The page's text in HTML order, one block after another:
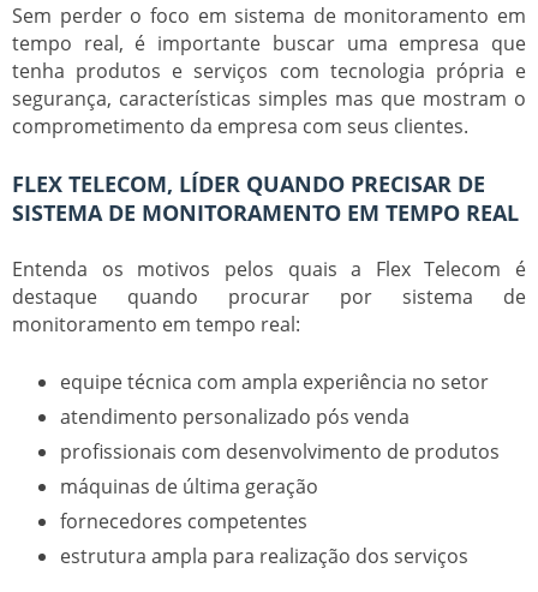
Sem perder o foco emsistema de monitoramento em
tempo real, é importante buscar uma empresa que
tenha produtos e serviços com tecnologia própria e
segurança, características simples mas que mostram o
comprometimento da empresa com seus clientes.
FLEX TELECOM, LÍDER QUANDO PRECISAR DE
SISTEMA DE MONITORAMENTO EM TEMPO REAL
Entenda os motivos pelos quais a Flex Telecom é
destaque quando procurar por sistema de
monitoramento em tempo real:
equipe técnica com ampla experiência no setor
atendimento personalizado pós venda
profissionais com desenvolvimento de produtos
máquinas de última geração
fornecedores competentes
estrutura ampla para realização dos serviços